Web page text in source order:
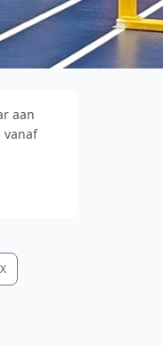
aan
vanaf
X